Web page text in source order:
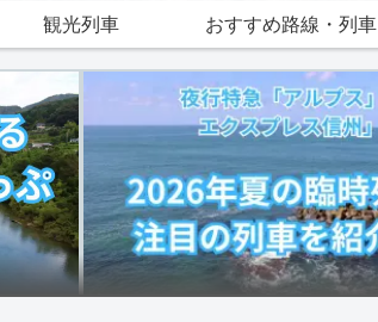
観光列車 おすすめ路線・列車